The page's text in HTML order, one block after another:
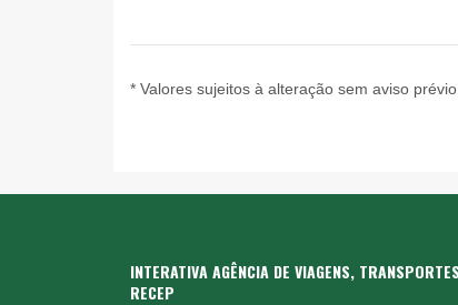
* Valores sujeitos à alteração sem aviso
INTERATIVA AGÊNCIA DE VIAGENS,
RECEP